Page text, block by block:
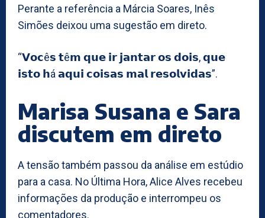
Perante a referência a Márcia Soares, Inês
Simões deixou uma sugestão em direto.
“𝗩𝗼𝗰ê𝘀 𝘁ê𝗺 𝗾𝘂𝗲 𝗶𝗿 𝗷𝗮𝗻𝘁𝗮𝗿 𝗼𝘀 𝗱𝗼𝗶𝘀, 𝗾𝘂𝗲
𝗶𝘀𝘁𝗼 𝗵á 𝗮𝗾𝘂𝗶 𝗰𝗼𝗶𝘀𝗮𝘀 𝗺𝗮𝗹 𝗿𝗲𝘀𝗼𝗹𝘃𝗶𝗱𝗮𝘀”.
Marisa Susana e Sara
discutem em direto
A tensão também passou da análise em estúdio
para a casa. No Última Hora, Alice Alves recebeu
informações da produção e interrompeu os
comentadores.